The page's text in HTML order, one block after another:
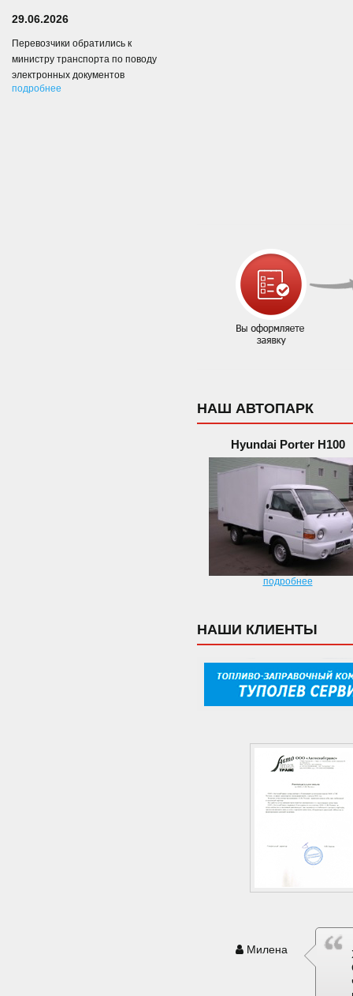
НАШ АВТОПАРК
Hyundai Porter H100
подробнее
НАШИ КЛИЕНТЫ
Милена
29.06.2026
Перевозчики обратились к
министру транспорта по поводу
электронных документов
подробнее